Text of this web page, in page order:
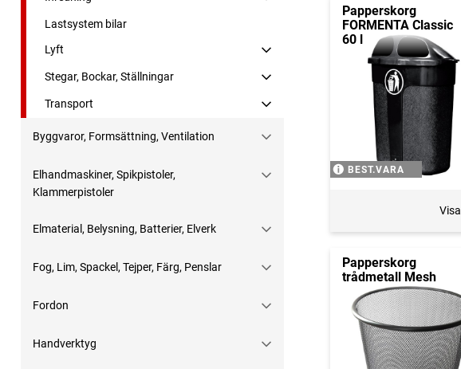
Lastsystem bilar
Lyft
Stegar, Bockar, Ställningar
Transport
Byggvaror, Formsättning, Ventilation
Elhandmaskiner, Spikpistoler,
Klammerpistoler
Elmaterial, Belysning, Batterier, Elverk
Fog, Lim, Spackel, Tejper, Färg, Penslar
Fordon
Handverktyg
Papperskorg
FORMENTA Classic
60 l
BEST.VARA
Visa
Papperskorg
trådmetall Mesh